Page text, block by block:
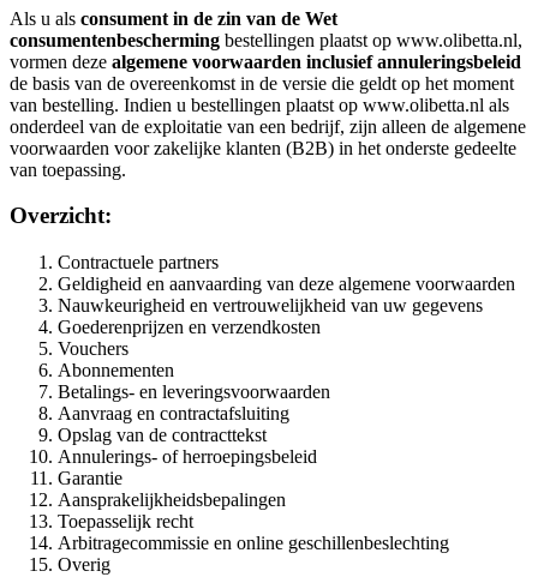
Als u als consument in de zin van de Wet
consumentenbescherming bestellingen plaatst op www.olibetta.nl,
vormen deze algemene voorwaarden inclusief annuleringsbeleid
de basis van de overeenkomst in de versie die geldt op het moment
van bestelling. Indien u bestellingen plaatst op www.olibetta.nl als
onderdeel van de exploitatie van een bedrijf, zijn alleen de algemene
voorwaarden voor zakelijke klanten (B2B) in het onderste gedeelte
van toepassing.
Overzicht:
Contractuele partners
Geldigheid en aanvaarding van deze algemene voorwaarden
Nauwkeurigheid en vertrouwelijkheid van uw gegevens
Goederenprijzen en verzendkosten
Vouchers
Abonnementen
Betalings- en leveringsvoorwaarden
Aanvraag en contractafsluiting
Opslag van de contracttekst
Annulerings- of herroepingsbeleid
Garantie
Aansprakelijkheidsbepalingen
Toepasselijk recht
Arbitragecommissie en online geschillenbeslechting
Overig